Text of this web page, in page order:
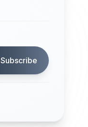
Subscribe